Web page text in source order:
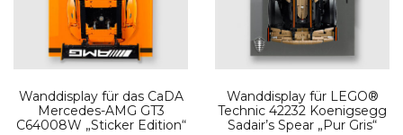
Wanddisplay für das CaDA
Mercedes-AMG GT3
C64008W „Sticker Edition“
Wanddisplay für LEGO®
Technic 42232 Koenigsegg
Sadair’s Spear „Pur Gris“